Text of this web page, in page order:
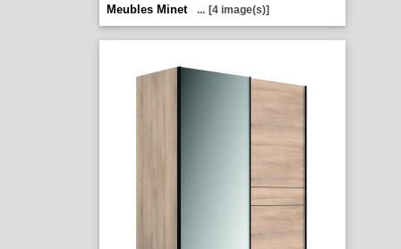
Meubles Minet
... [4 image(s)]